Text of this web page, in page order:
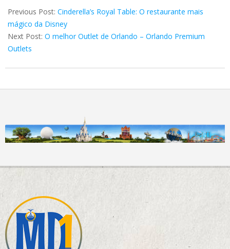
06-
04
Previous Post: Cinderella’s Royal Table: O restaurante mais
mágico da Disney
Next Post: O melhor Outlet de Orlando – Orlando Premium
Outlets